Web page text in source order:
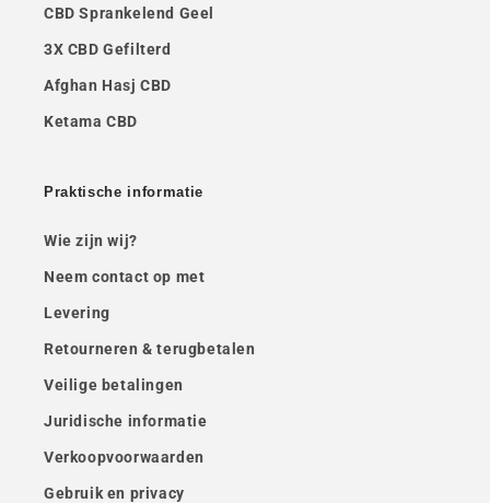
CBD Sprankelend Geel
3X CBD Gefilterd
Afghan Hasj CBD
Ketama CBD
Praktische informatie
Wie zijn wij?
Neem contact op met
Levering
Retourneren & terugbetalen
Veilige betalingen
Juridische informatie
Verkoopvoorwaarden
Gebruik en privacy